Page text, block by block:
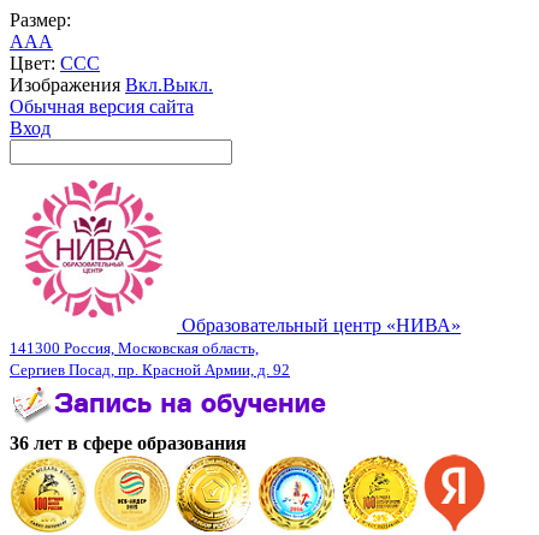
Размер:
AAA
Цвет: CCC
Изображения Вкл.Выкл.
Обычная версия сайта
Вход
Образовательный центр «НИВА»
141300 Россия, Московская область,
Сергиев Посад, пр. Красной Армии, д. 92
36 лет в сфере образования